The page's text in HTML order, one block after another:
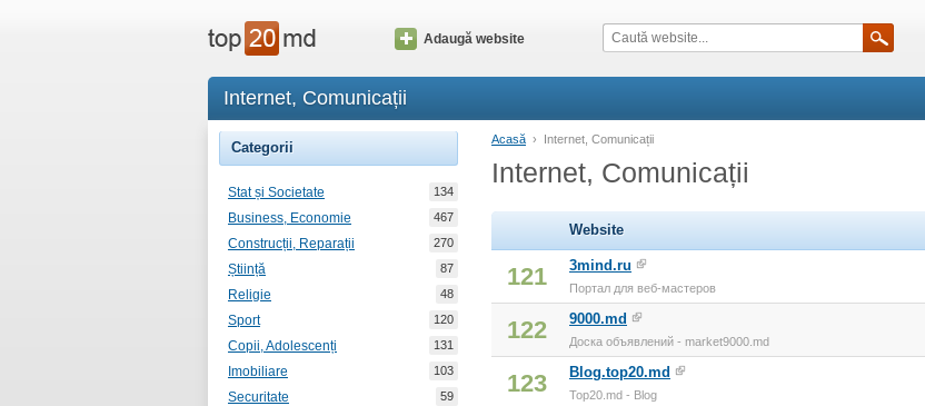
Adaugă website
Internet, Comunicații
Categorii
Stat și Societate 134
Business, Economie 467
Construcții, Reparații 270
Știință 87
Religie 48
Sport 120
Copii, Adolescenți 131
Imobiliare 103
Securitate 59
Acasă › Internet, Comunicații
Internet, Comunicații
Website
121 3mind.ru
Портал для веб-мастеров
122 9000.md
Доска объявлений - market9000.md
123 Blog.top20.md
Top20.md - Blog